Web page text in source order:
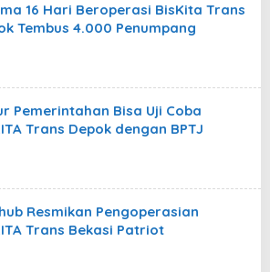
16 Hari Beroperasi BisKita Trans
Tembus 4.000 Penumpang
Pemerintahan Bisa Uji Coba
Trans Depok dengan BPTJ
Resmikan Pengoperasian
Trans Bekasi Patriot